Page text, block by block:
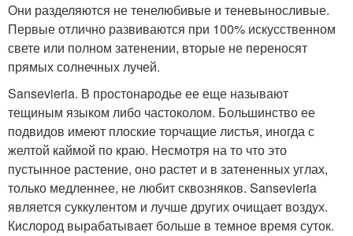
Они разделяются не тенелюбивые и теневыносливые.
Первые отлично развиваются при 100% искусственном
свете или полном затенении, вторые не переносят
прямых солнечных лучей.
Sansevieria. В простонародье ее еще называют
тещиным языком либо частоколом. Большинство ее
подвидов имеют плоские торчащие листья, иногда с
желтой каймой по краю. Несмотря на то что это
пустынное растение, оно растет и в затененных углах,
только медленнее, не любит сквозняков. Sansevieria
является суккулентом и лучше других очищает воздух.
Кислород вырабатывает больше в темное время суток.